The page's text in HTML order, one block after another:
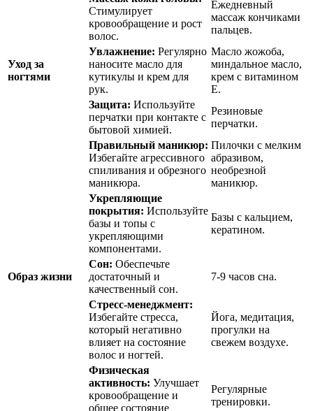
Стимулирует
кровообращение и рост
волос.
Ежедневный
массаж кончиками
пальцев.
Уход за
ногтями
Увлажнение: Регулярно
наносите масло для
кутикулы и крем для
рук.
Масло жожоба,
миндальное масло,
крем с витамином
Е.
Защита: Используйте
перчатки при контакте с
бытовой химией.
Резиновые
перчатки.
Правильный маникюр:
Избегайте агрессивного
спиливания и обрезного
маникюра.
Пилочки с мелким
абразивом,
необрезной
маникюр.
Укрепляющие
покрытия: Используйте
базы и топы с
укрепляющими
компонентами.
Базы с кальцием,
кератином.
Образ жизни
Сон: Обеспечьте
достаточный и
качественный сон.
7-9 часов сна.
Стресс-менеджмент:
Избегайте стресса,
который негативно
влияет на состояние
волос и ногтей.
Йога, медитация,
прогулки на
свежем воздухе.
Физическая
активность: Улучшает
кровообращение и
общее состояние
Регулярные
тренировки.